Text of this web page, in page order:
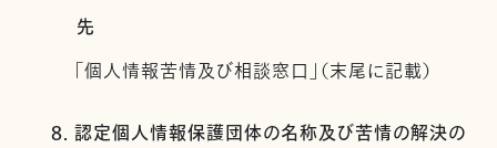
先
「個人情報苦情及び相談窓口」（末尾に記載）
8. 認定個人情報保護団体の名称及び苦情の解決の